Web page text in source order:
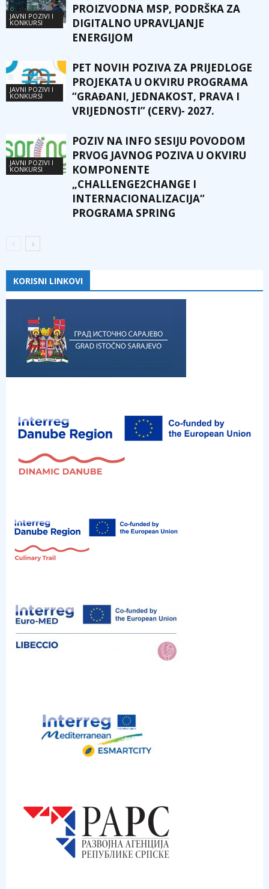
JAVNI POZIVI I
KONKURSI
PROIZVODNA MSP, PODRŠKA ZA
DIGITALNO UPRAVLJANJE
ENERGIJOM
JAVNI POZIVI I
KONKURSI
PET NOVIH POZIVA ZA PRIJEDLOGE
PROJEKATA U OKVIRU PROGRAMA
“GRAĐANI, JEDNAKOST, PRAVA I
VRIJEDNOSTI” (CERV)- 2027.
JAVNI POZIVI I
KONKURSI
POZIV NA INFO SESIJU POVODOM
PRVOG JAVNOG POZIVA U OKVIRU
KOMPONENTE
„CHALLENGE2CHANGE I
INTERNACIONALIZACIJA“
PROGRAMA SPRING
KORISNI LINKOVI